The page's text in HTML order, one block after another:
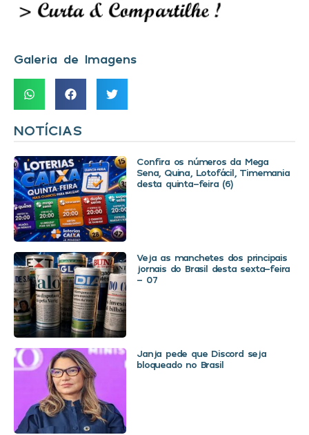
Galeria de Imagens
NOTÍCIAS
Confira os números da Mega
Sena, Quina, Lotofácil, Timemania
desta quinta-feira (6)
Veja as manchetes dos principais
jornais do Brasil desta sexta-feira
– 07
Janja pede que Discord seja
bloqueado no Brasil